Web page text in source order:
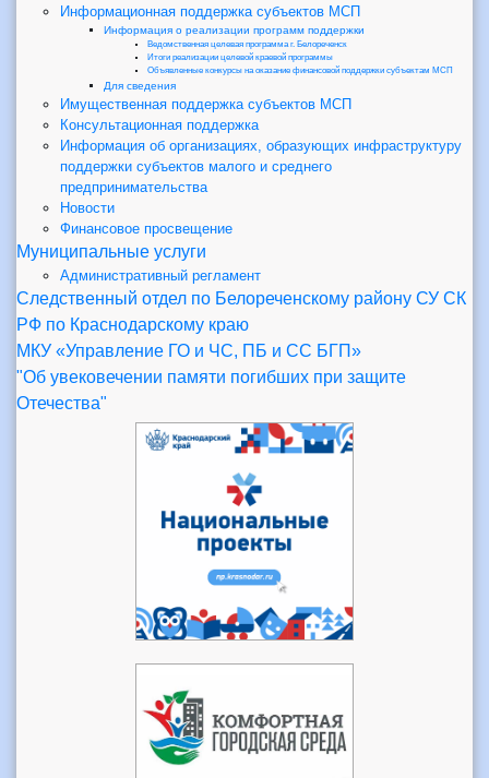
Информационная поддержка субъектов МСП
Информация о реализации программ поддержки
Ведомственная целевая программа г. Белореченск
Итоги реализации целевой краевой программы
Объявленные конкурсы на оказание финансовой поддержки субъектам МСП
Для сведения
Имущественная поддержка субъектов МСП
Консультационная поддержка
Информация об организациях, образующих инфраструктуру
поддержки субъектов малого и среднего
предпринимательства
Новости
Финансовое просвещение
Муниципальные услуги
Административный регламент
Следственный отдел по Белореченскому району СУ СК
РФ по Краснодарскому краю
МКУ «Управление ГО и ЧС, ПБ и СС БГП»
"Об увековечении памяти погибших при защите
Отечества"